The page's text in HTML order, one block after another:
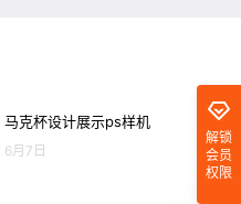
解锁
会员
权限
马克杯设计展示ps样机
6月7日